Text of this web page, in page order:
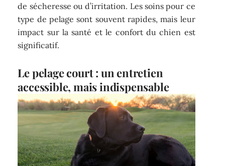
de sécheresse ou d’irritation. Les soins pour ce
type de pelage sont souvent rapides, mais leur
impact sur la santé et le confort du chien est
significatif.
Le pelage court : un entretien
accessible, mais indispensable